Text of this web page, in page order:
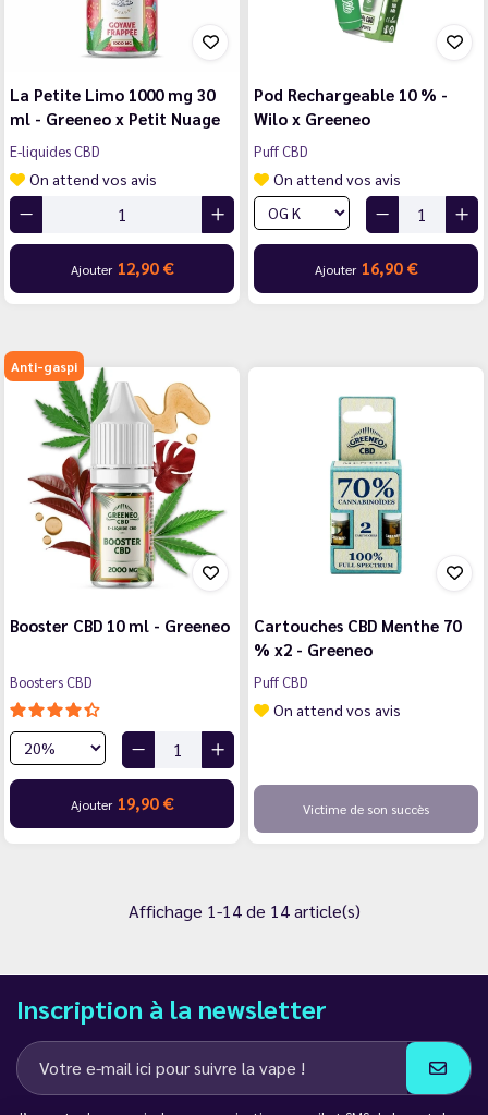
La Petite Limo 1000 mg 30
ml - Greeneo x Petit Nuage
E-liquides CBD
On attend vos avis
Ajouter 12,90 €
Pod Rechargeable 10 % -
Wilo x Greeneo
Puff CBD
On attend vos avis
Ajouter 16,90 €
Anti-gaspi
Booster CBD 10 ml - Greeneo
Boosters CBD
Ajouter 19,90 €
Cartouches CBD Menthe 70
% x2 - Greeneo
Puff CBD
On attend vos avis
Victime de son succès
Affichage 1-14 de 14 article(s)
Inscription à la newsletter